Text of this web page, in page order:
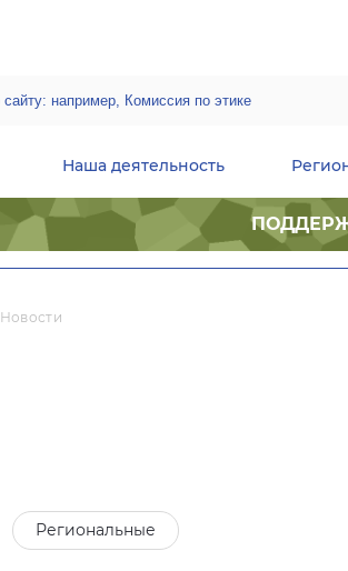
Наша деятельность
Новости
Региональные